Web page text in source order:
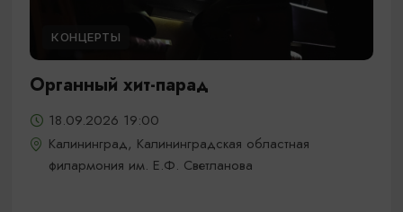
КОНЦЕРТЫ
Органный хит-парад
18.09.2026 19:00
Калининград, Калининградская областная
филармония им. Е.Ф. Светланова